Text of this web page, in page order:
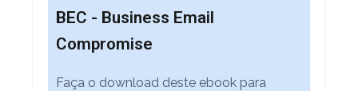
BEC - Business Email
Compromise
Faça o download deste ebook para